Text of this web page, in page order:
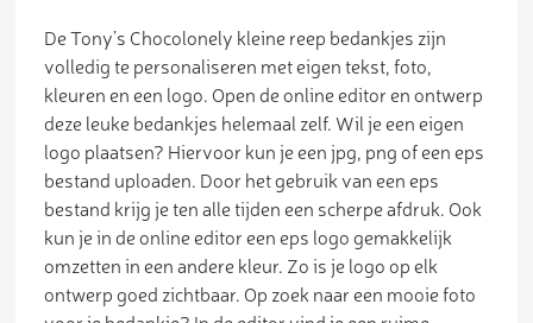
De Tony’s Chocolonely kleine reep bedankjes zijn
volledig te personaliseren met eigen tekst, foto,
kleuren en een logo. Open de online editor en ontwerp
deze leuke bedankjes helemaal zelf. Wil je een eigen
logo plaatsen? Hiervoor kun je een jpg, png of een eps
bestand uploaden. Door het gebruik van een eps
bestand krijg je ten alle tijden een scherpe afdruk. Ook
kun je in de online editor een eps logo gemakkelijk
omzetten in een andere kleur. Zo is je logo op elk
ontwerp goed zichtbaar. Op zoek naar een mooie foto